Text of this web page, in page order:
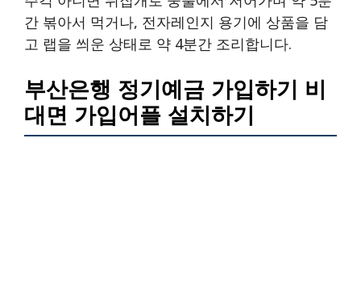
간 볶아서 먹거나, 전자레인지 용기에 상품을 담
고 랩을 씌운 상태로 약 4분간 조리합니다.
부산은행 정기예금 가입하기 비
대면 가입어플 설치하기